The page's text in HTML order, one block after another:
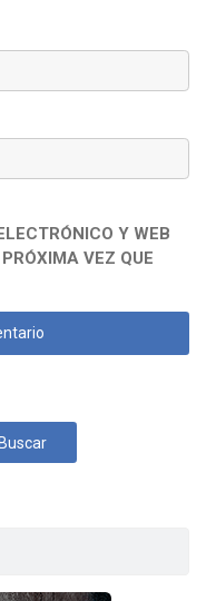
Y WEB
VEZ QUE